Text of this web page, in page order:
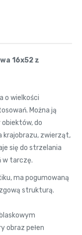
16x52 z
o wielkości
Można ją
do
krajobrazu, zwierząt,
się do strzelania
w tarczę.
ma pogumowaną
strukturą.
obraz pełen